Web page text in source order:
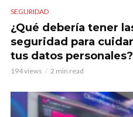
SEGURIDAD
¿Qué debería tener
seguridad para
tus datos personales?
194 views 2 min read